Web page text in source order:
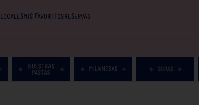
LOCALESMIS FAVORITOSRESERVAS